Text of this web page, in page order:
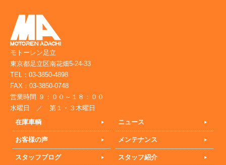
モトーレン足立
東京都足立区南花畑5-24-33
TEL：03-3850-4898
FAX：03-3850-0748
営業時間 ９：００～１８：００
水曜日 ／ 第１・３木曜日
在庫車輌
ニュース
お客様の声 メンテナンス
スタッフブログ スタッフ紹介